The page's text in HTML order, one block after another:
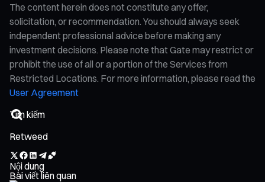
The content herein does not constitute any offer,
solicitation, or recommendation. You should always seek
independent professional advice before making any
investment decisions. Please note that Gate may restrict or
prohibit the use of all or a portion of the Services from
Restricted Locations. For more information, please read the
User Agreement
Retweed
Nội dung
Bài viết liên quan